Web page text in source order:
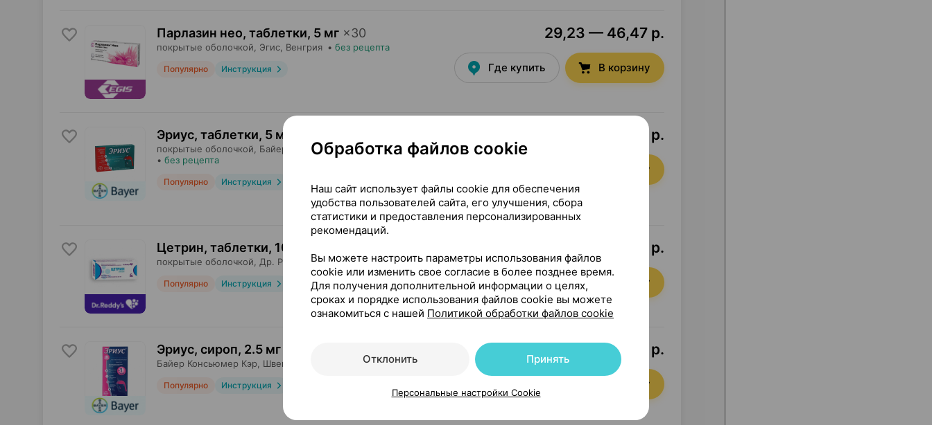
Парлазин нео, таблетки, 5 мг ×30
покрытые оболочкой, Эгис , Венгрия • без рецепта
Популярно Инструкция
29,23 — 46,47 р.
Где купить В корзину
Эриус, таблетки, 5 мг
покрытые оболочкой, Байер Консьюмер Кэр, Швейцария
• без рецепта
Популярно Инструкция
28,40 — 60,50 р.
В корзину
Цетрин, таблетки, 10 мг
покрытые оболочкой, Др. Редди`с, Индия•без рецепта
Популярно Инструкция
9,76 — 12,93 р.
Где купить В корзину
Эриус, сироп, 2.5 мг / 5 мл 60 мл
Байер Консьюмер Кэр , Швейцария без рецепта
Популярно Инструкция
27,33 — 39,82 р.
В корзину
Обработка файлов cookie
Наш сайт использует файлы cookie для обеспечения
удобства пользователей сайта, его улучшения, сбора
статистики и предоставления персонализированных
рекомендаций.
Вы можете настроить параметры использования файлов
cookie или изменить свое согласие в более позднее время.
Для получения дополнительной информации о целях,
сроках и порядке использования файлов cookie вы можете
ознакомиться с нашей Политикой обработки файлов cookie
Отклонить Принять
Персональные настройки Cookie